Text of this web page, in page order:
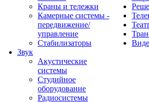
Краны и тележки
Камерные системы -
передвижение/
управление
Стабилизаторы
Звук
Акустические
системы
Студийное
оборудование
Радиосистемы